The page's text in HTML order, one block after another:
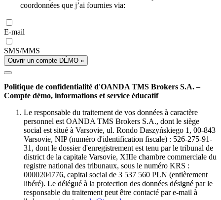
coordonnées que j’ai fournies via:
E-mail
SMS/MMS
Ouvrir un compte DÉMO »
Politique de confidentialité d'OANDA TMS Brokers S.A. –
Compte démo, informations et service éducatif
Le responsable du traitement de vos données à caractère
personnel est OANDA TMS Brokers S.A., dont le siège
social est situé à Varsovie, ul. Rondo Daszyńskiego 1, 00-843
Varsovie, NIP (numéro d'identification fiscale) : 526-275-91-
31, dont le dossier d'enregistrement est tenu par le tribunal de
district de la capitale Varsovie, XIIIe chambre commerciale du
registre national des tribunaux, sous le numéro KRS :
0000204776, capital social de 3 537 560 PLN (entièrement
libéré). Le délégué à la protection des données désigné par le
responsable du traitement peut être contacté par e-mail à